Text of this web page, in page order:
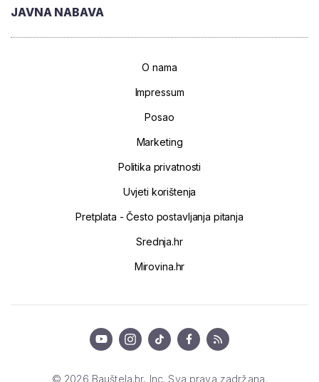
JAVNA NABAVA
O nama
Impressum
Posao
Marketing
Politika privatnosti
Uvjeti korištenja
Pretplata - Često postavljanja pitanja
Srednja.hr
Mirovina.hr
© 2026 Bauštela.hr, Inc. Sva prava zadržana.